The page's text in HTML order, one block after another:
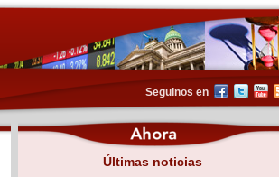
Seguinos en
Últimas noticias